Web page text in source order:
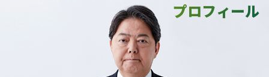
プロフィール